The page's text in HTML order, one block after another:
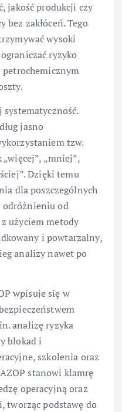
jakość produkcji czy
bez zakłóceń. Tego
wysoki
ryzyko
jasno
tzw.
„mniej”,
Dzięki temu
dla poszczególnych
odróżnieniu od
użyciem metody
i powtarzalny,
analizy nawet po
wpisuje się w
analizę ryzyka
blokad i
szkolenia oraz
stanowi klamrę
operacyjną oraz
tworząc podstawę do